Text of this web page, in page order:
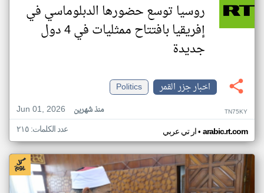
روسيا توسع حضورها الدبلوماسي في
إفريقيا بافتتاح ممثليات في 4 دول
جديدة
اخبار جزر القمر
Politics
Jun 01, 2026
منذ شهرين TN75KY
ار تي عربي• arabic.rt.com عدد الكلمات: ٢١٥